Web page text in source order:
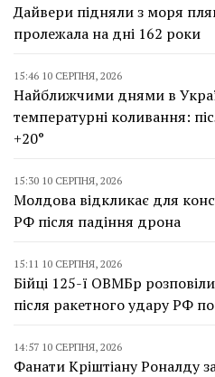
Дайвери підняли з моря
пролежала на дні 162 роки
15:46 10 СЕРПНЯ, 2026
Найближчими днями в
температурні коливання:
+20°
15:30 10 СЕРПНЯ, 2026
Молдова відкликає для
РФ після падіння дрона
15:11 10 СЕРПНЯ, 2026
Бійці 125-ї ОВМБр
після ракетного удару РФ по
14:57 10 СЕРПНЯ, 2026
Фанати Кріштіану Роналду